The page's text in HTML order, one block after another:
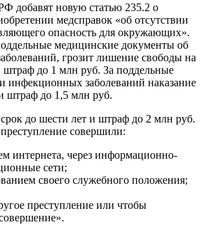
добавят новую статью 235.2 о
медсправок «об отсутствии
опасность для окружающих».
медицинские документы об
грозит лишение свободы на
штраф до 1 млн руб. За поддельные
инфекционных заболеваний наказание
штраф до 1,5 млн руб.
до шести лет и штраф до 2 млн руб.
совершили:
интернета, через информационно-
сети;
своего служебного положения;
преступление или чтобы